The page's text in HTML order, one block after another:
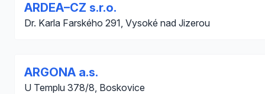
ARDEA–CZ s.r.o.
Dr. Karla Farského 291, Vysoké nad Jizerou
ARGONA a.s.
U Templu 378/8, Boskovice